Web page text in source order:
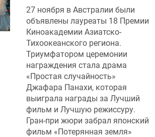
27 ноября в Австралии были
объявлены лауреаты 18 Премии
Киноакадемии Азиатско-
Тихоокеанского региона.
Триумфатором церемонии
награждения стала драма
«Простая случайность»
Джафара Панахи, которая
выиграла награды за Лучший
фильм и Лучшую режиссуру.
Гран-при жюри забрал японский
фильм «Потерянная земля»